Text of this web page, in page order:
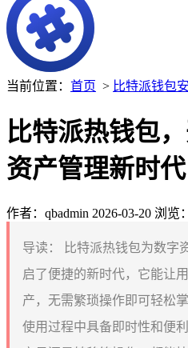
当前位置： 首页 > 比特派钱包
比特派热钱包
资产管理新时代
作者：qbadmin 2026-03-20 浏览
导读：
比特派热钱包为数字
启了便捷的新时代，它能让
产，无需繁琐操作即可轻松
使用过程中具备即时性和便